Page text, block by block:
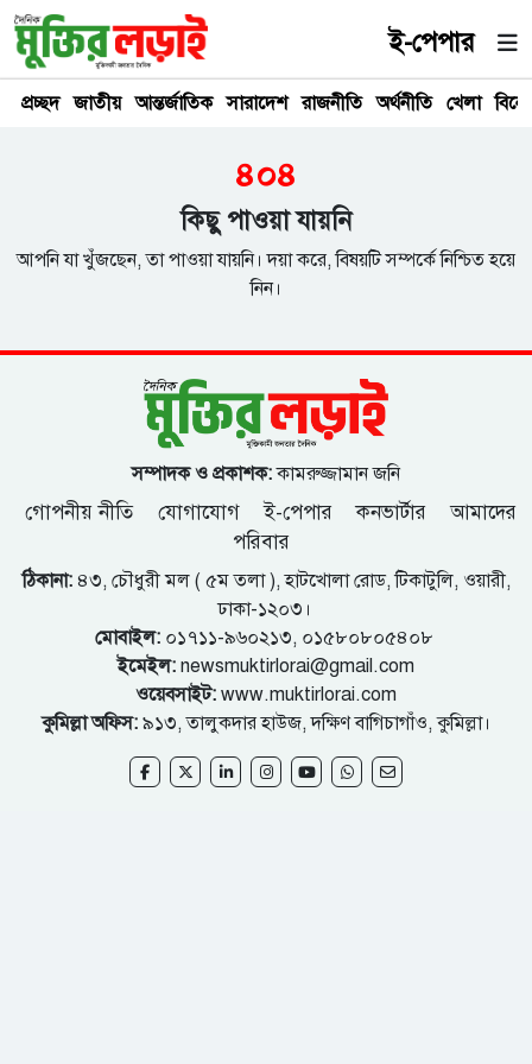
ই-পেপার
প্রচ্ছদ জাতীয় আন্তর্জাতিক সারাদেশ রাজনীতি অর্থনীতি খেলা
৪০৪
কিছু পাওয়া যায়নি
আপনি যা খুঁজছেন, তা পাওয়া যায়নি। দয়া করে, বিষয়টি সম্পর্কে নিশ্চিত হয়ে
নিন।
সম্পাদক ও প্রকাশক:কামরুজ্জামান জনি
গোপনীয় নীতি যোগাযোগ ই-পেপার কনভার্টার
আমাদের
পরিবার
ঠিকানা:৪৩, চৌধুরী মল ( ৫ম তলা ), হাটখোলা রোড, টিকাটুলি, ওয়ারী,
ঢাকা-১২০৩।
মোবাইল:০১৭১১-৯৬০২১৩, ০১৫৮০৮০৫৪০৮
ইমেইল: newsmuktirlorai@gmail.com
ওয়েবসাইট: www.muktirlorai.com
কুমিল্লা অফিস: ৯১৩, তালুকদার হাউজ, দক্ষিণ বাগিচাগাঁও, কুমিল্লা।